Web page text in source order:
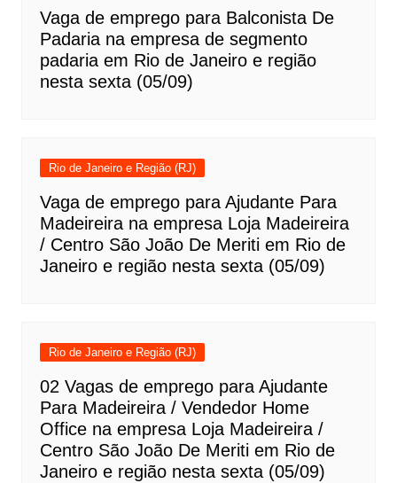
Vaga de emprego para Balconista De
Padaria na empresa de segmento
padaria em Rio de Janeiro e região
nesta sexta (05/09)
Rio de Janeiro e Região (RJ)
Vaga de emprego para Ajudante Para
Madeireira na empresa Loja Madeireira
/ Centro São João De Meriti em Rio de
Janeiro e região nesta sexta (05/09)
Rio de Janeiro e Região (RJ)
02 Vagas de emprego para Ajudante
Para Madeireira / Vendedor Home
Office na empresa Loja Madeireira /
Centro São João De Meriti em Rio de
Janeiro e região nesta sexta (05/09)